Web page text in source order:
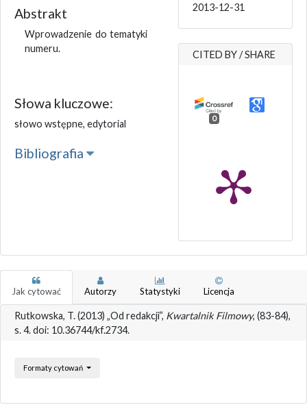
Abstrakt
Wprowadzenie do tematyki
numeru.
Słowa kluczowe:
słowo wstępne, edytorial
Bibliografia
2013-12-31
CITED BY / SHARE
0
Jak cytować Autorzy Statystyki Licencja
Rutkowska, T. (2013) „Od redakcji”, Kwartalnik Filmowy, (83-84),
s. 4. doi: 10.36744/kf.2734.
Formaty cytowań